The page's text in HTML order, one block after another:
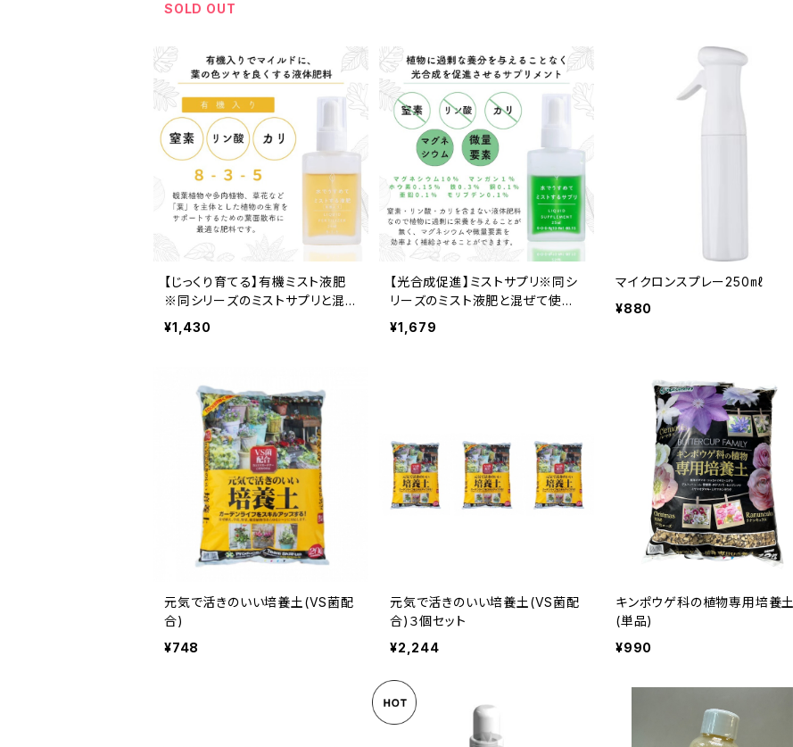
SOLD OUT
【じっくり育てる】有機ミスト液肥
※同シリーズのミストサプリと混
ぜて使用OK
¥1,430
【光合成促進】ミストサプリ※同シ
リーズのミスト液肥と混ぜて使用
OK
¥1,679
マイクロンスプレー250㎖
¥880
元気で活きのいい培養土(VS菌配
合)
¥748
元気で活きのいい培養土(VS菌配
合)３個セット
¥2,244
キンポウゲ科の植物専用培養土
(単品)
¥990